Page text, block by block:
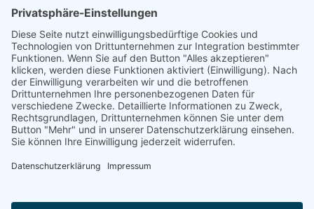
Ich akzeptiere die AGBs
ich die Informationen verbunden mit den
GDPR gelesen habe.
Senden
Home
Impressum
Datenschutz
Verfahrensverzeichnis
Videoüberwachung